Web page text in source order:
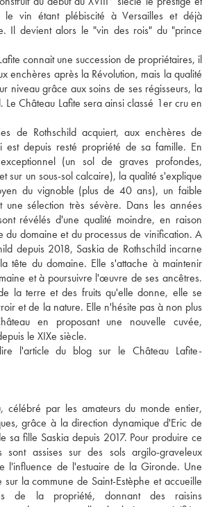
le vin étant plébiscité à Versailles et déjà
Il devient alors le "vin des rois" du "prince
connait une succession de propriétaires, il
enchères après la Révolution, mais la qualité
niveau grâce aux soins de ses régisseurs, la
Le Château Lafite sera ainsi classé 1er cru en
de Rothschild acquiert, aux enchères de
est depuis resté propriété de sa famille. En
(un sol de graves profondes,
sur un sous-sol calcaire), la qualité s'explique
du vignoble (plus de 40 ans), un faible
sélection très sévère. Dans les années
révélés d'une qualité moindre, en raison
du domaine et du processus de vinification. A
depuis 2018, Saskia de Rothschild incarne
tête du domaine. Elle s'attache à maintenir
et à poursuivre l'œuvre de ses ancêtres.
la terre et des fruits qu'elle donne, elle se
et de la nature. Elle n'hésite pas à non plus
en proposant une nouvelle cuvée,
le XIXe siècle.
l'article du blog sur le Château Lafite-
célébré par les amateurs du monde entier,
grâce à la direction dynamique d'Eric de
sa fille Saskia depuis 2017. Pour produire ce
assises sur des sols argilo-graveleux
l'influence de l'estuaire de la Gironde. Une
la commune de Saint-Estèphe et accueille
de la propriété, donnant des raisins